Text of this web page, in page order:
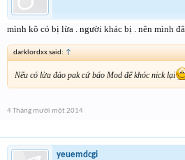
mình kô có bị lừa . người khác bị . nên mình
darklordxx said: ↑
Nếu có lừa đảo pak cứ báo Mod để khóc nick lại
4 Tháng mười một 2014
yeuemdcgi